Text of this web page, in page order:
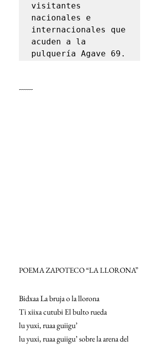
visitantes
nacionales e
internacionales que
acuden a la
pulquería Agave 69.
-------
POEMA ZAPOTECO “LA LLORONA”
Bidxaa La bruja o la llorona
Ti xiixa cutubi El bulto rueda
lu yuxi, ruaa guiigu’
lu yuxi, ruaa guiigu’ sobre la arena del